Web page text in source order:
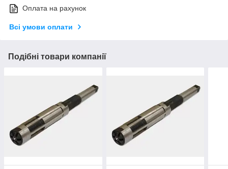
Оплата на рахунок
Всі умови оплати
Подібні товари компанії